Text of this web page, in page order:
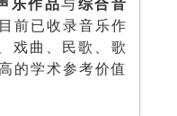
前已收录音乐作
戏曲、民歌、歌
的学术参考价值